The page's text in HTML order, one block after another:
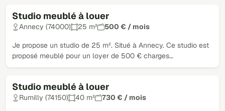
Studio meublé à louer
Annecy (74000) 25 m² 500 € / mois
Je propose un studio de 25 m². Situé à Annecy. Ce studio est
proposé meublé pour un loyer de 500 € charges…
Studio meublé à louer
Rumilly (74150) 40 m² 730 € / mois